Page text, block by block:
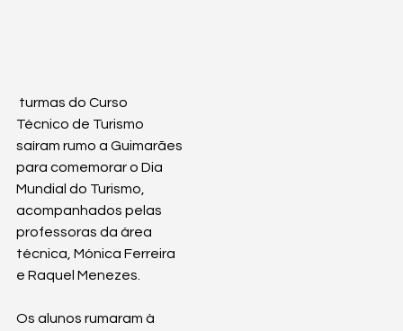
Técnico de Turismo
saíram rumo a Guimarães
para comemorar o Dia
Mundial do Turismo,
acompanhados pelas
professoras da área
técnica, Mónica Ferreira
e Raquel Menezes.
Os alunos rumaram à